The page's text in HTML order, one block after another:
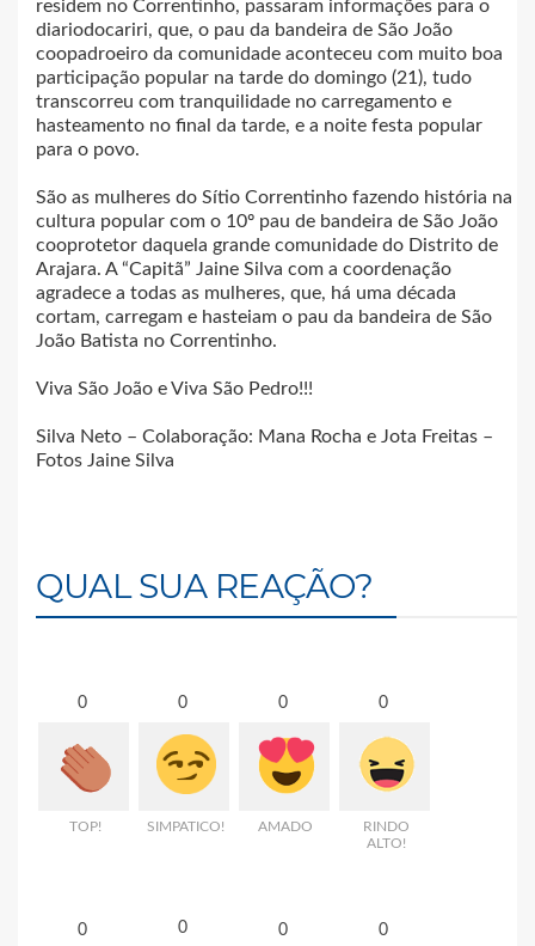
residem no Correntinho, passaram informações para o
diariodocariri, que, o pau da bandeira de São João
coopadroeiro da comunidade aconteceu com muito boa
participação popular na tarde do domingo (21), tudo
transcorreu com tranquilidade no carregamento e
hasteamento no final da tarde, e a noite festa popular
para o povo.
São as mulheres do Sítio Correntinho fazendo história na
cultura popular com o 10º pau de bandeira de São João
cooprotetor daquela grande comunidade do Distrito de
Arajara. A “Capitã” Jaine Silva com a coordenação
agradece a todas as mulheres, que, há uma década
cortam, carregam e hasteiam o pau da bandeira de São
João Batista no Correntinho.
Viva São João e Viva São Pedro!!!
Silva Neto – Colaboração: Mana Rocha e Jota Freitas –
Fotos Jaine Silva
QUAL SUA REAÇÃO?
0
TOP!
0
SIMPATICO!
0
AMADO
0
RINDO
ALTO!
0 0 0 0